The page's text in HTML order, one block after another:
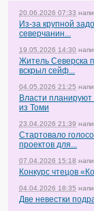
20.06.2026 07:33
Из-за крупной
северчанин...
19.05.2026 14:30
Житель Северска
вскрыл сейф...
04.05.2026 21:25
Власти
из Томи
23.04.2026 21:39
Стартовало
проектов для...
07.04.2026 15:18
Конкурс чтецов
04.04.2026 18:35
Две невестки